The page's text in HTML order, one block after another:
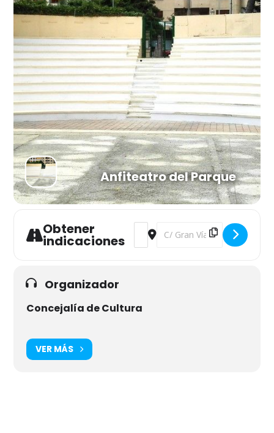
Anfiteatro del Parque
Obtener
indicaciones
Address - Alicia en el País de las
Destination Address - Alicia
Organizador
Concejalía de Cultura
VER MÁS